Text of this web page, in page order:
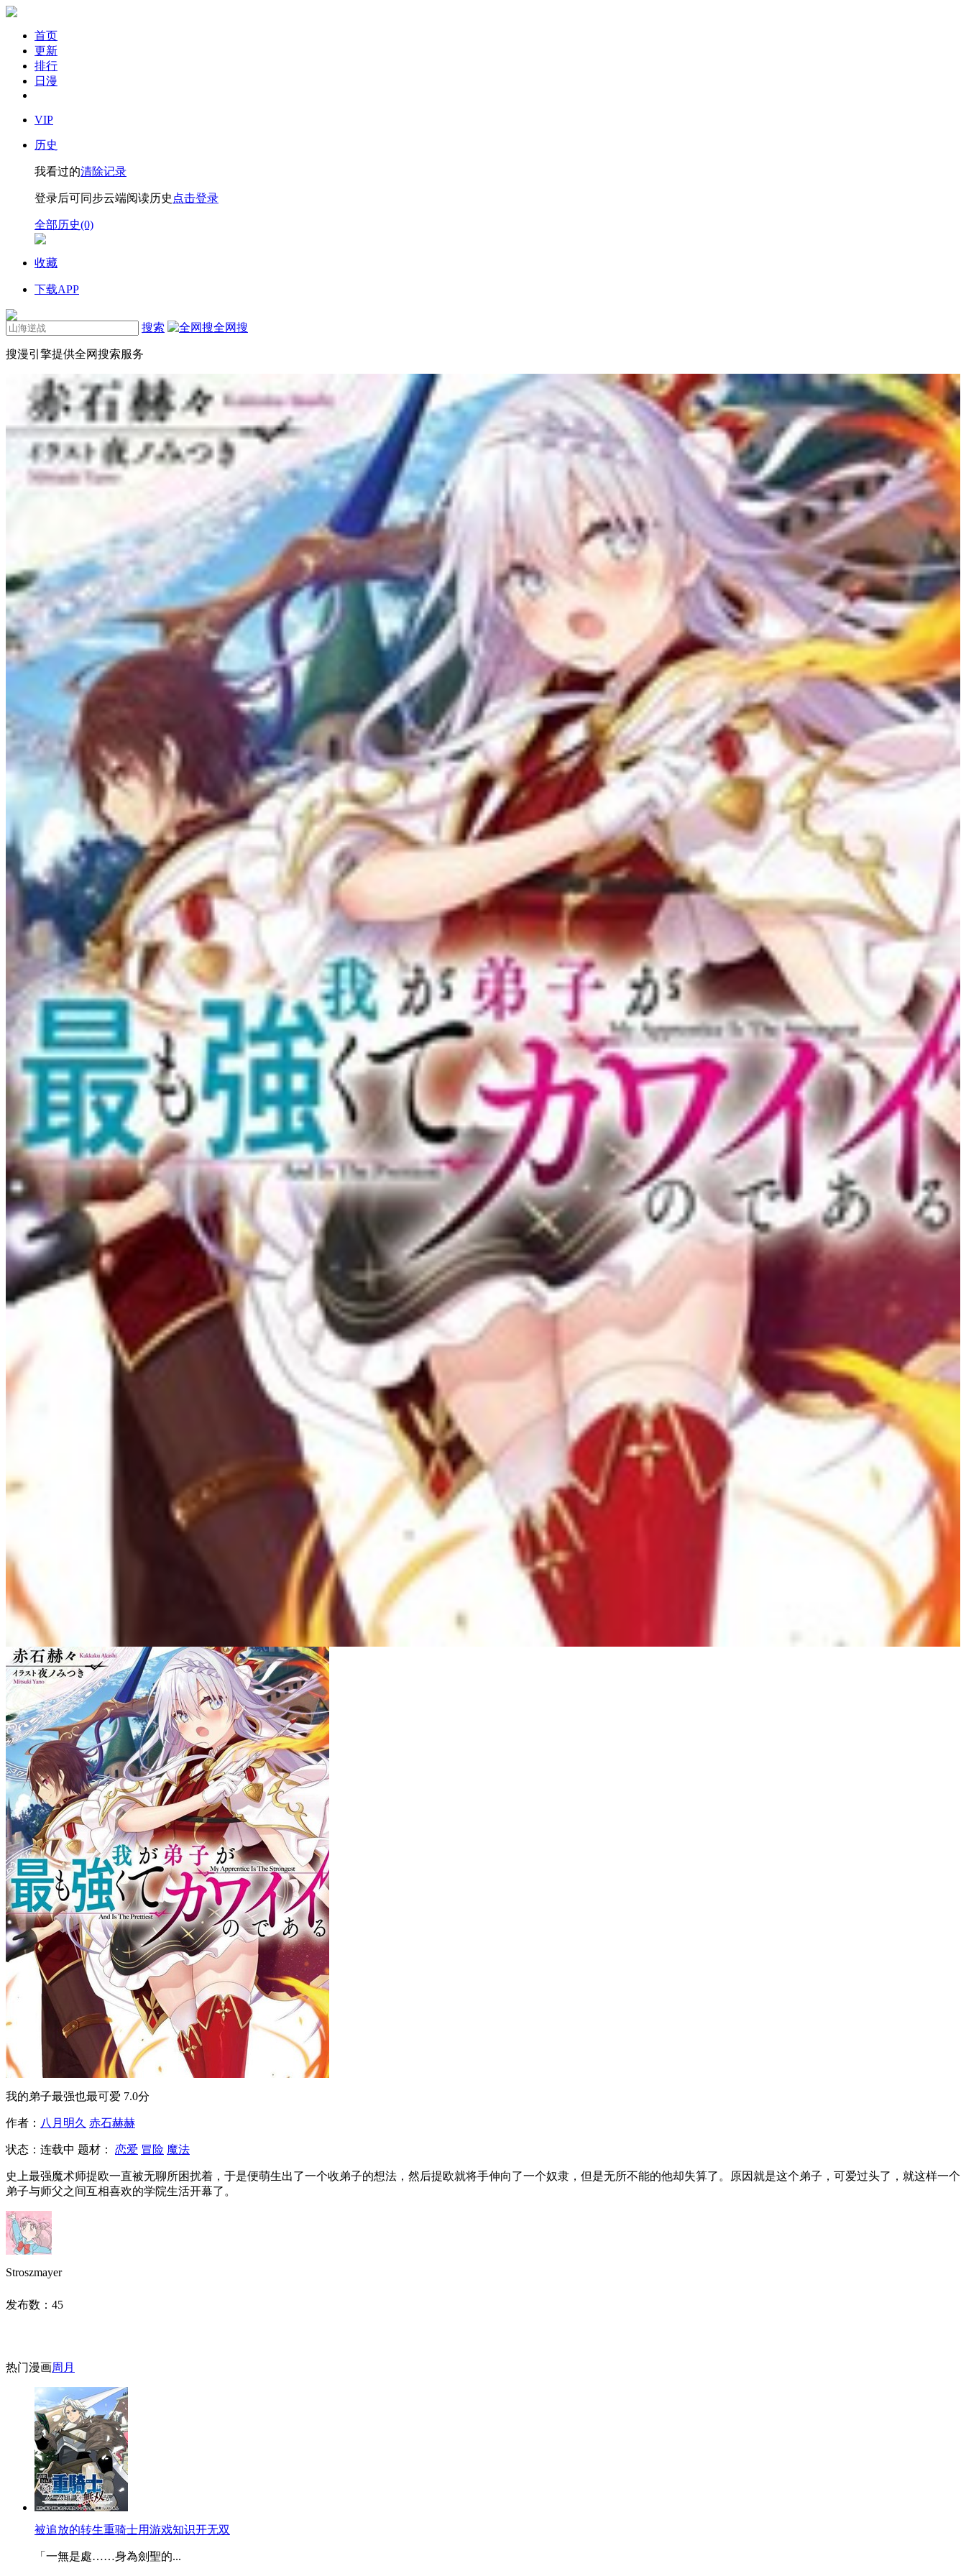
首页
更新
排行
日漫
VIP
历史
我看过的清除记录
登录后可同步云端阅读历史 点击登录
全部历史(0)
收藏
下载APP
搜索 全网搜
搜漫引擎提供全网搜索服务
我的弟子最强也最可爱 7.0分
作者： 八月明久 赤石赫赫
状态： 连载中 题材： 恋爱 冒险 魔法
史上最强魔术师提欧一直被无聊所困扰着，于是便萌生出了一个收弟子的想法，然后提欧就将手伸向了一个奴隶，但是无所不能的他却失算了。原因就是这个弟子，可爱过头了，就这样一个
弟子与师父之间互相喜欢的学院生活开幕了。
Stroszmayer
发布数： 45
热门漫画周 月
被追放的转生重骑士用游戏知识开无双
「一無是處……身為劍聖的...